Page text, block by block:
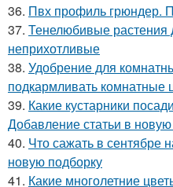
36. Пвх профиль грюндер.
37. Тенелюбивые растения
неприхотливые
38. Удобрение для
подкармливать комнатные
39. Какие кустарники
Добавление статьи в
40. Что сажать в сентябре
новую подборку
41. Какие многолетние